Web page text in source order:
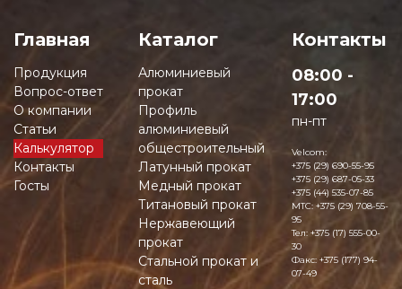
Главная
Продукция
Вопрос-ответ
О компании
Статьи
Калькулятор
Контакты
Госты
Каталог
Алюминиевый
прокат
Профиль
алюминиевый
общестроительный
Латунный прокат
Медный прокат
Титановый прокат
Нержавеющий
прокат
Стальной прокат и
сталь
Контакты
08:00 -
17:00
пн-пт
Velcom:
+375 (29) 690-55-95
+375 (29) 687-05-33
+375 (44) 535-07-85
MTC:+375 (29) 708-55-
95
Тел: +375 (17) 555-00-
30
Факс: +375 (177) 94-
07-49